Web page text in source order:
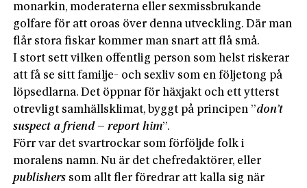
monarkin, moderaterna eller sexmissbrukande
golfare för att oroas över denna utveckling. Där man
flår stora fiskar kommer man snart att flå små.
I stort sett vilken offentlig person som helst riskerar
att få se sitt familje- och sexliv som en följetong på
löpsedlarna. Det öppnar för häxjakt och ett ytterst
otrevligt samhällsklimat, byggt på principen ”don’t
suspect a friend – report him”.
Förr var det svartrockar som förföljde folk i
moralens namn. Nu är det chefredaktörer, eller
publishers som allt fler föredrar att kalla sig när